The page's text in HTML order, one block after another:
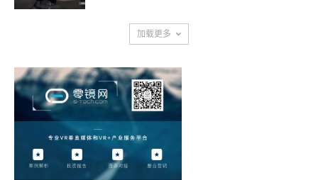
加载更多